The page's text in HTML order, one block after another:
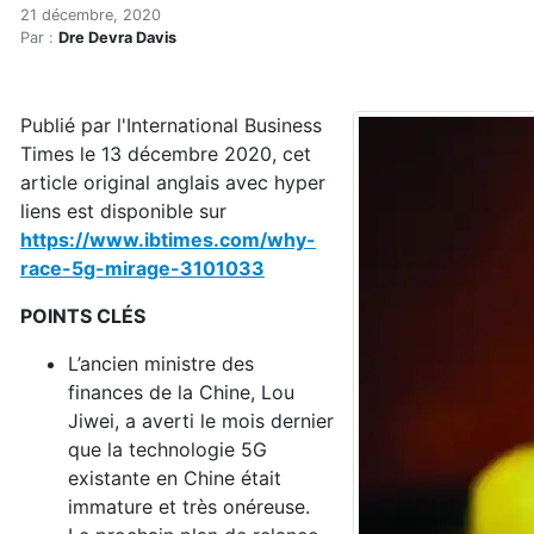
Accueil
Articles
Pourquoi la course à la 5G est un mirage
Pourquoi la course à la 5G
21 décembre, 2020
Par : Dre Devra Davis
Publié par l'International Business
Times le 13 décembre 2020, cet
article original anglais avec hyper
liens est disponible sur
https://www.ibtimes.com/why-
race-5g-mirage-3101033
POINTS CLÉS
L’ancien ministre des
finances de la Chine, Lou
Jiwei, a averti le mois dernier
que la technologie 5G
existante en Chine était
immature et très onéreuse.